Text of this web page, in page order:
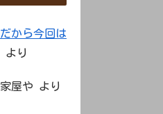
から今回は
より
家屋や より